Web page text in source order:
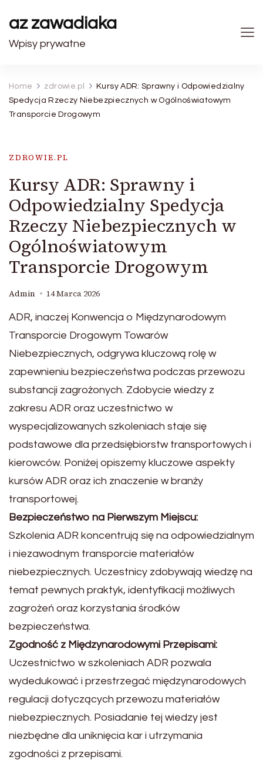
az zawadiaka
Wpisy prywatne
Home zdrowie.pl
Kursy ADR: Sprawny i Odpowiedzialny
Spedycja Rzeczy Niebezpiecznych w Ogólnoświatowym
Transporcie Drogowym
ZDROWIE.PL
Kursy ADR: Sprawny i
Odpowiedzialny Spedycja
Rzeczy Niebezpiecznych w
Ogólnoświatowym
Transporcie Drogowym
Admin 14 Marca 2026
ADR, inaczej Konwencja o Międzynarodowym
Transporcie Drogowym Towarów
Niebezpiecznych, odgrywa kluczową rolę w
zapewnieniu bezpieczeństwa podczas przewozu
substancji zagrożonych. Zdobycie wiedzy z
zakresu ADR oraz uczestnictwo w
wyspecjalizowanych szkoleniach staje się
podstawowe dla przedsiębiorstw transportowych i
kierowców. Poniżej opiszemy kluczowe aspekty
kursów ADR oraz ich znaczenie w branży
transportowej.
Bezpieczeństwo na Pierwszym Miejscu:
Szkolenia ADR koncentrują się na odpowiedzialnym
i niezawodnym transporcie materiałów
niebezpiecznych. Uczestnicy zdobywają wiedzę na
temat pewnych praktyk, identyfikacji możliwych
zagrożeń oraz korzystania środków
bezpieczeństwa.
Zgodność z Międzynarodowymi Przepisami:
Uczestnictwo w szkoleniach ADR pozwala
wydedukować i przestrzegać międzynarodowych
regulacji dotyczących przewozu materiałów
niebezpiecznych. Posiadanie tej wiedzy jest
niezbędne dla uniknięcia kar i utrzymania
zgodności z przepisami.